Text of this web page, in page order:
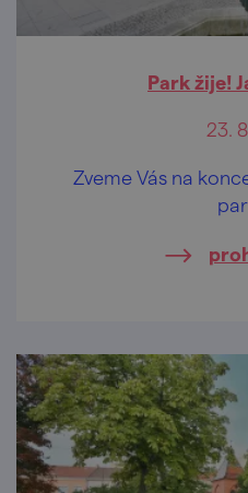
Park žije!
23.
Zveme Vás na